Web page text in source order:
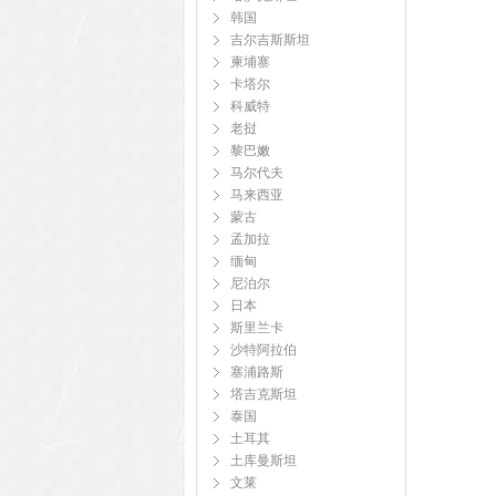
韩国
吉尔吉斯斯坦
柬埔寨
卡塔尔
科威特
老挝
黎巴嫩
马尔代夫
马来西亚
蒙古
孟加拉
缅甸
尼泊尔
日本
斯里兰卡
沙特阿拉伯
塞浦路斯
塔吉克斯坦
泰国
土耳其
土库曼斯坦
文莱